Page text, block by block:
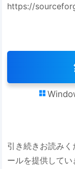
https://

引き続きお読み
ールを提供して